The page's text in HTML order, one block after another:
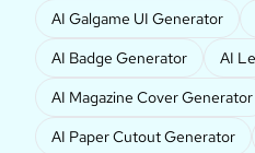
AI Galgame UI Generator
AI Badge Generator
AI
AI Magazine Cover Generator
AI Paper Cutout Generator